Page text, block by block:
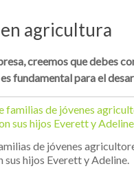
agricultura
creemos que debes
fundamental para el
de jóvenes
sus hijos Everett y Adeline.